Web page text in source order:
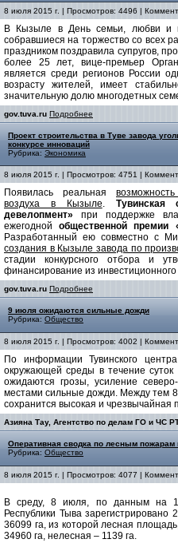
8 июля 2015 г. | Просмотров: 4496 |
В Кызыле в День семьи, любви и
собравшиеся на торжество со всех
праздником поздравила супругов,
более 25 лет, вице-премьер
является среди регионов России
возрасту жителей, имеет
значительную долю многодетных
gov.tuva.ru Подробнее
Проект строительства в Туве завода
конкурсе инноваций
Рубрика: Экономика
8 июля 2015 г. | Просмотров: 4751 |
Появилась реальная
воздуха в Кызыле. Тувинская
девелопмент» при поддержке
ежегоднойобщественной премии
Разработанный ею совместно с
создания в Кызыле завода по
стадии конкурсного отбора и
финансирование из
gov.tuva.ru Подробнее
9 июля ожидаются сильные дожди
Рубрика: Общество
8 июля 2015 г. | Просмотров: 4002 |
По информации Тувинского
окружающей среды в течение
ожидаются грозы, усиление
местами сильные дожди. Между тем
сохранится высокая и чрезвычайная
Азияна Тау, Агентство по делам ГО и ЧС
Оперативная сводка по лесным пожарам
Рубрика: Общество
8 июля 2015 г. | Просмотров: 4077 |
В среду, 8 июля, по данным на
Республики Тыва
36099 га, из которой лесная
34960 га, нелесная – 1139 га.